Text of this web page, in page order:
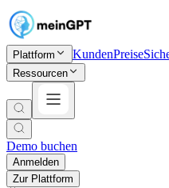
Plattform KundenPreise
Ressourcen
Demo buchen
Anmelden
Zur Plattform